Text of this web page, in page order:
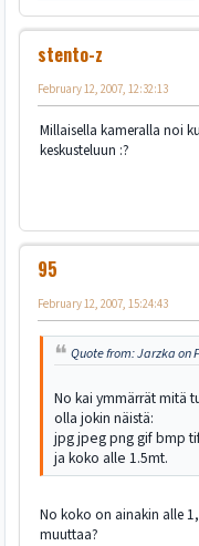
stento-z
February 12, 2007, 12:32:13
Millaisella kameralla noi
keskusteluun :?
95
February 12, 2007, 15:24:43
Quote from: Jarzka on
No kai ymmärrät mitä
olla jokin näistä:
jpg jpeg png gif bmp
ja koko alle 1.5mt.
No koko on ainakin alle
muuttaa?